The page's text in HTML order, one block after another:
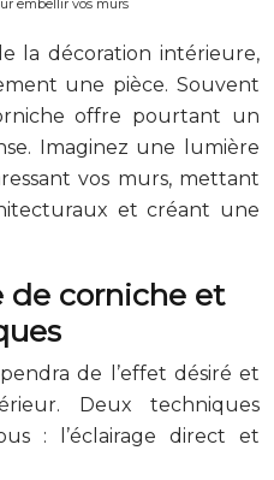
embellir vos murs
la décoration intérieure,
une pièce. Souvent
offre pourtant un
Imaginez une lumière
vos murs, mettant
et créant une
de corniche et
de l’effet désiré et
Deux techniques
: l’éclairage direct et